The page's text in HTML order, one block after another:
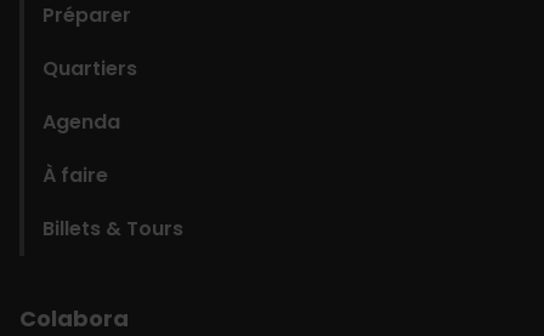
Préparer
Quartiers
Agenda
À faire
Billets & Tours
Colabora